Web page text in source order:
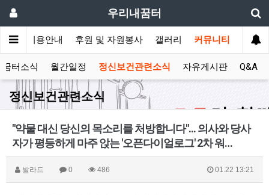
우리내꿈터
내 이용안내 후원 및 자원봉사 갤러리 커뮤니티
꿈터소식 월간일정 정신보건관련소식 자유게시판 Q&A
정신보건관련소식
"약물 대신 당신의 목소리를 처방합니다"... 의사와 당사
자가 평등하게 마주 앉는 '오픈다이얼로그' 2차 워…
발라드 0 486 01.22 13:21